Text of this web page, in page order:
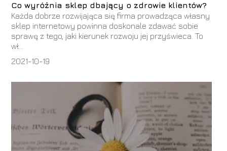
Co wyróżnia sklep dbający o zdrowie klientów?
Każda dobrze rozwijająca się firma prowadząca własny
sklep internetowy powinna doskonale zdawać sobie
sprawę z tego, jaki kierunek rozwoju jej przyświeca. To
wł...
2021-10-19